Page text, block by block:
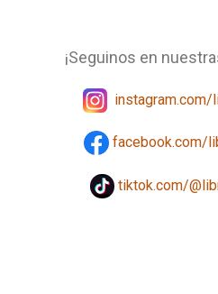
¡Seguinos en
instagram.com/
facebook.com/
tiktok.com/